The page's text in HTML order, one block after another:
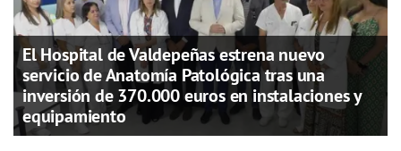
El Hospital de Valdepeñas estrena nuevo
servicio de Anatomía Patológica tras una
inversión de 370.000 euros en instalaciones y
equipamiento